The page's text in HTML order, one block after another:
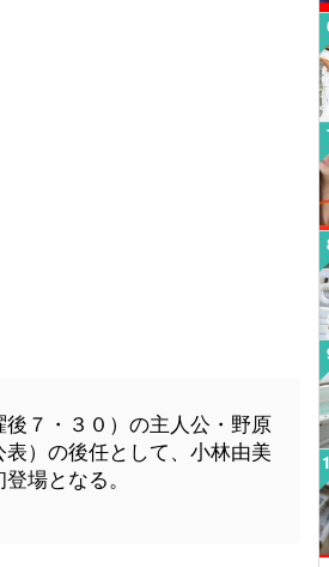
７・３０）の主人公・野原
）の後任として、小林由美
場となる。